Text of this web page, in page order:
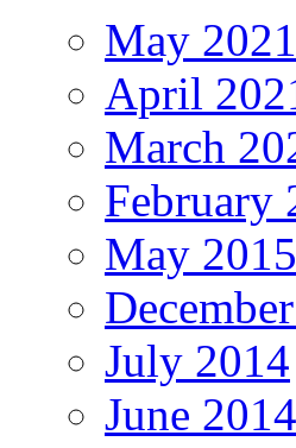
May 2021
April
March
February
May 2015
July 2014
June 2014